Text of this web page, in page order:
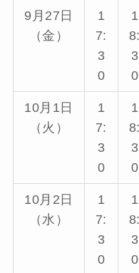
9月27日
（金）
1
7:
3
0
1
8:
3
0
10月1日
（火）
1
7:
3
0
1
8:
3
0
10月2日
（水）
1
7:
3
0
1
8:
3
0